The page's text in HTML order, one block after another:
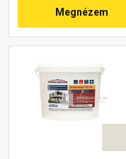
Megnézem